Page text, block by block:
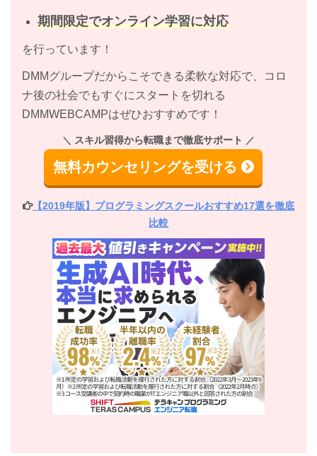
期間限定でオンライン学習に対応
を行っています！
DMMグループだからこそできる柔軟な対応で、コロ
ナ後の社会でもすぐにスタートを切れる
DMMWEBCAMPはぜひおすすめです！
スキル習得から転職まで徹底サポート
無料カウンセリングを受ける
【2019年版】プログラミングスクールおすすめ17選を徹底
比較